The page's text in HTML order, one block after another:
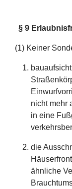
§ 9
(1) Keiner
nicht mehr
in eine
die
ähnliche